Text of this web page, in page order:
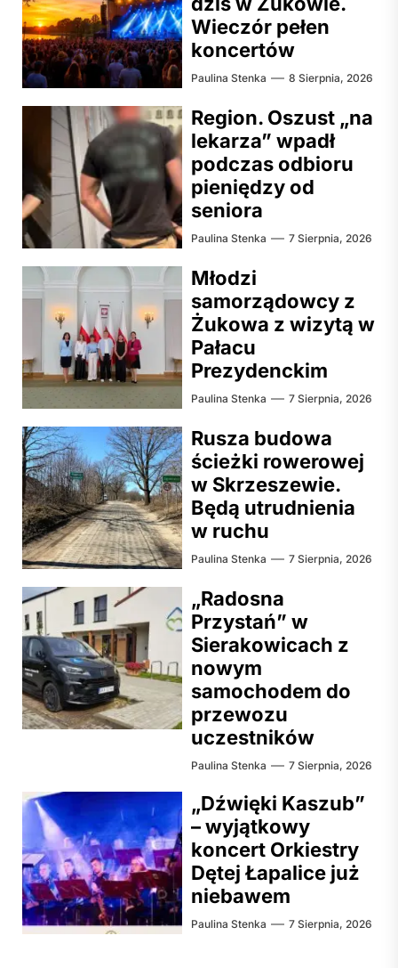
Wieczór pełen
koncertów
Paulina Stenka 8 Sierpnia, 2026
Region. Oszust „na
lekarza” wpadł
podczas odbioru
pieniędzy od
seniora
Paulina Stenka 7 Sierpnia, 2026
Młodzi
samorządowcy z
Żukowa z wizytą w
Pałacu
Prezydenckim
Paulina Stenka 7 Sierpnia, 2026
Rusza budowa
ścieżki rowerowej
w Skrzeszewie.
Będą utrudnienia
w ruchu
Paulina Stenka 7 Sierpnia, 2026
„Radosna
Przystań” w
Sierakowicach z
nowym
samochodem do
przewozu
uczestników
Paulina Stenka 7 Sierpnia, 2026
„Dźwięki Kaszub”
– wyjątkowy
koncert Orkiestry
Dętej Łapalice już
niebawem
Paulina Stenka 7 Sierpnia, 2026